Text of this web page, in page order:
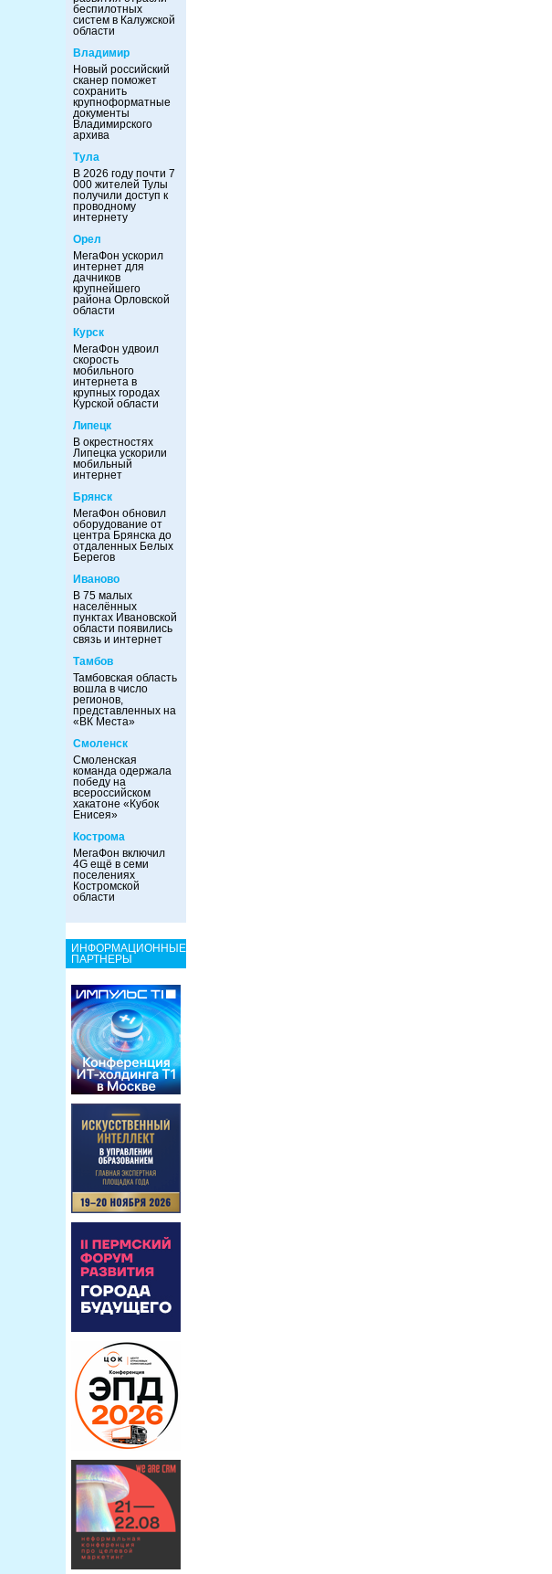
беспилотных
систем в Калужской
области
Владимир
Новый российский
сканер поможет
сохранить
крупноформатные
документы
Владимирского
архива
Тула
В 2026 году почти 7
000 жителей Тулы
получили доступ к
проводному
интернету
Орел
МегаФон ускорил
интернет для
дачников
крупнейшего
района Орловской
области
Курск
МегаФон удвоил
скорость
мобильного
интернета в
крупных городах
Курской области
Липецк
В окрестностях
Липецка ускорили
мобильный
интернет
Брянск
МегаФон обновил
оборудование от
центра Брянска до
отдаленных Белых
Берегов
Иваново
В 75 малых
населённых
пунктах Ивановской
области появились
связь и интернет
Тамбов
Тамбовская область
вошла в число
регионов,
представленных на
«ВК Места»
Смоленск
Смоленская
команда одержала
победу на
всероссийском
хакатоне «Кубок
Енисея»
Кострома
МегаФон включил
4G ещё в семи
поселениях
Костромской
области
ИНФОРМАЦИОННЫЕ
ПАРТНЕРЫ